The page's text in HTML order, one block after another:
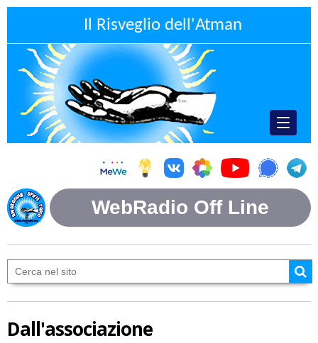
Il Risveglio dell'Atman
Dall'associazione